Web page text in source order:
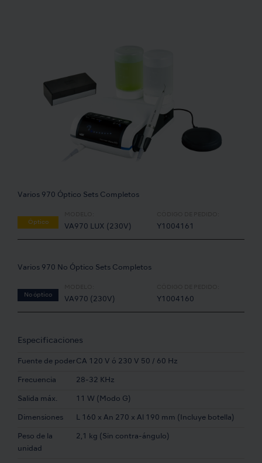
Varios 970 Óptico Sets Completos
Óptico
VA970 LUX (230V) Y1004161
Varios 970 No Óptico Sets Completos
No óptico
VA970 (230V) Y1004160
Especificaciones
Fuente de poderCA 120 V ó 230 V 50 / 60 Hz
Frecuencia 28-32 KHz
Salida máx. 11 W (Modo G)
Dimensiones L 160 x An 270 x Al 190 mm (Incluye botella)
Peso de la
unidad
2,1 kg (Sin contra-ángulo)